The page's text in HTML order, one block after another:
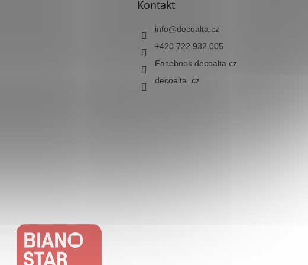
Kontakt
info@decoalta.cz
+420 722 932 005
Facebook decoalta.cz
decoalta_cz